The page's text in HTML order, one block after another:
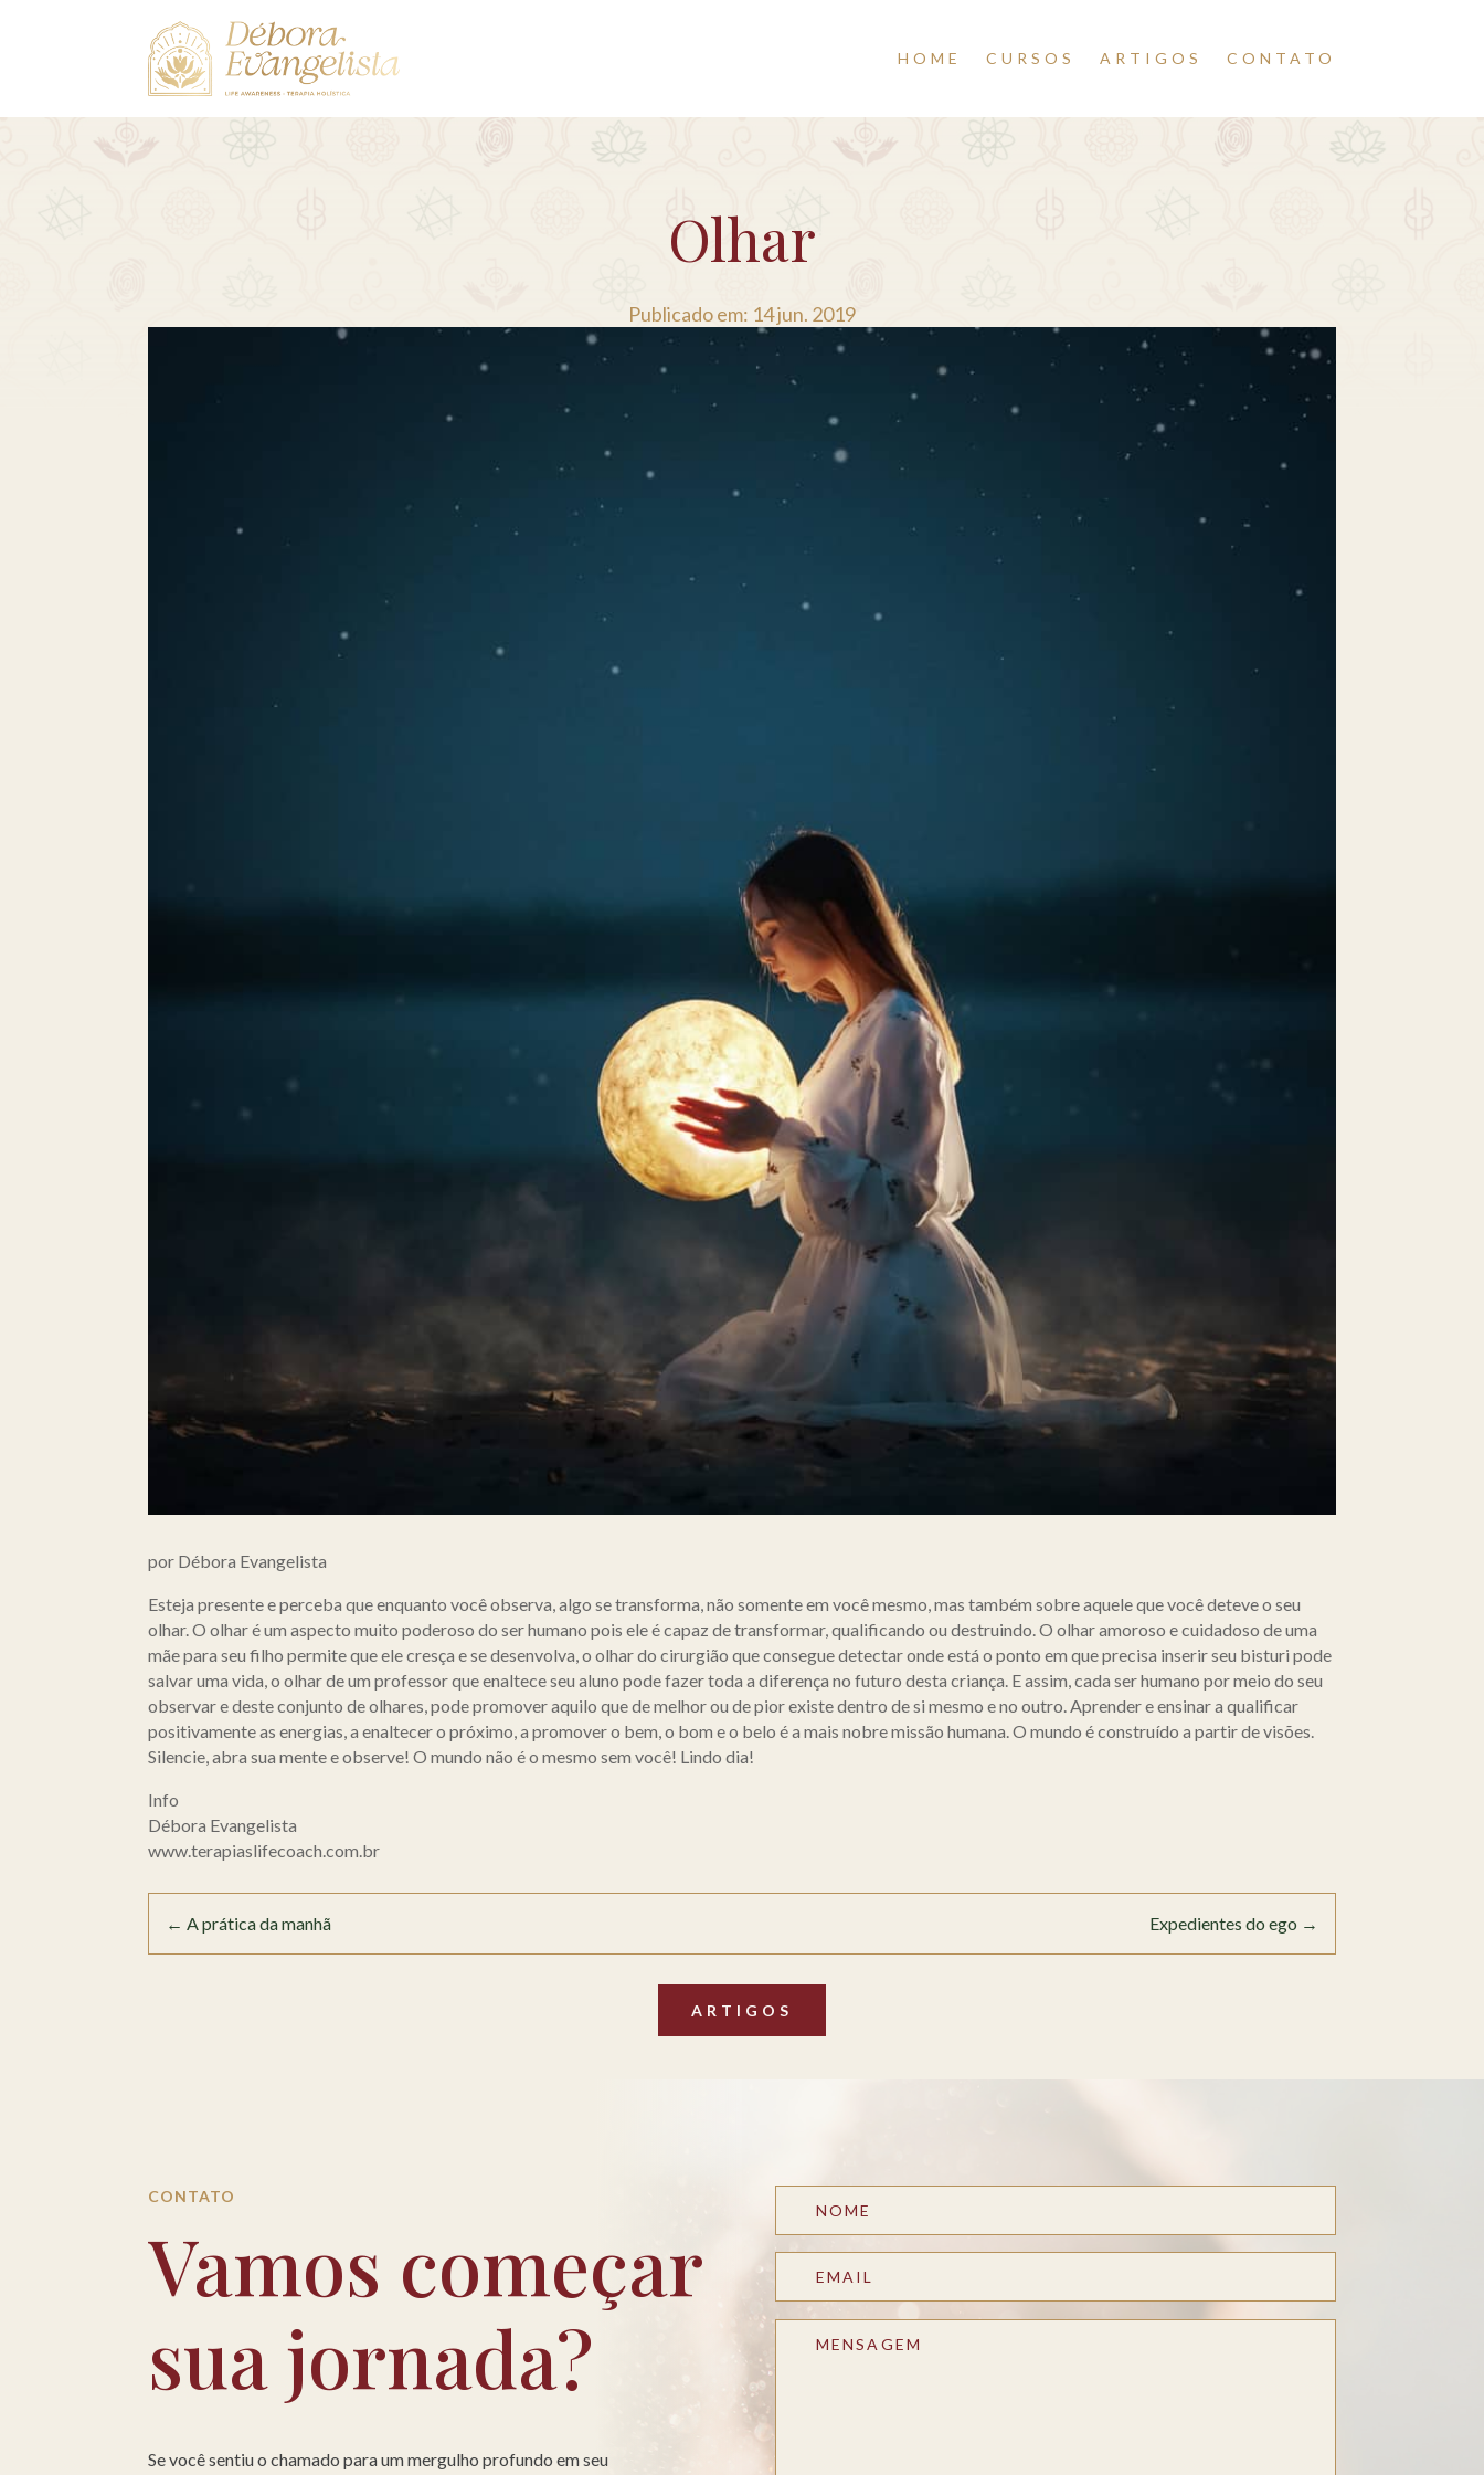
HOME CURSOS ARTIGOS CONTATO
Olhar
Publicado em: 14 jun. 2019
por Débora Evangelista
Esteja presente e perceba que enquanto você observa, algo se transforma, não somente em você mesmo, mas também sobre aquele que você deteve o seu
olhar. O olhar é um aspecto muito poderoso do ser humano pois ele é capaz de transformar, qualificando ou destruindo. O olhar amoroso e cuidadoso de uma
mãe para seu filho permite que ele cresça e se desenvolva, o olhar do cirurgião que consegue detectar onde está o ponto em que precisa inserir seu bisturi pode
salvar uma vida, o olhar de um professor que enaltece seu aluno pode fazer toda a diferença no futuro desta criança. E assim, cada ser humano por meio do seu
observar e deste conjunto de olhares, pode promover aquilo que de melhor ou de pior existe dentro de si mesmo e no outro. Aprender e ensinar a qualificar
positivamente as energias, a enaltecer o próximo, a promover o bem, o bom e o belo é a mais nobre missão humana. O mundo é construído a partir de visões.
Silencie, abra sua mente e observe! O mundo não é o mesmo sem você! Lindo dia!
Info
Débora Evangelista
www.terapiaslifecoach.com.br
←A prática da manhã Expedientes do ego →
ARTIGOS
CONTATO
Vamos começar
sua jornada?
Se você sentiu o chamado para um mergulho profundo em seu